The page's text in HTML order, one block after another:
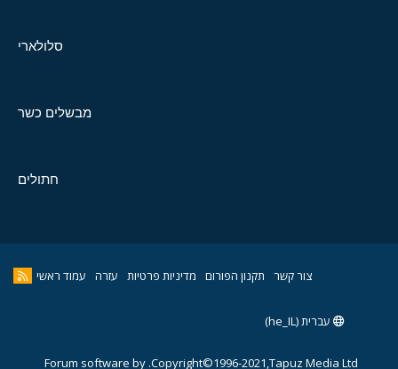
סלולארי
מבשלים כשר
חתולים
צור קשר תקנון הפורום מדיניות פרטיות עזרה עמוד ראשי
עברית (he_IL)
Copyright©1996-2021,Tapuz Media Ltd.
Forum software by